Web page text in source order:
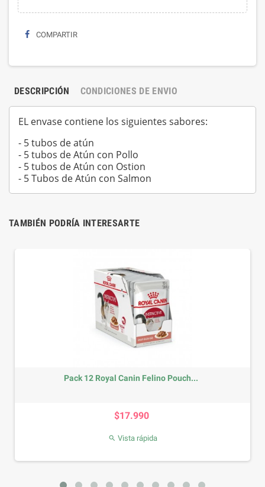
COMPARTIR
DESCRIPCIÓN CONDICIONES DE ENVIO
EL envase contiene los siguientes sabores:
- 5 tubos de atún
- 5 tubos de Atún con Pollo
- 5 tubos de Atún con Ostion
- 5 Tubos de Atún con Salmon
TAMBIÉN PODRÍA INTERESARTE
Pack 12 Royal Canin Felino Pouch...
$17.990
Vista rápida